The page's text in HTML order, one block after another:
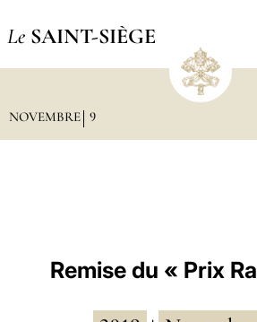
Le SAINT-SIÈGE
NOVEMBRE 9
Remise du « Prix